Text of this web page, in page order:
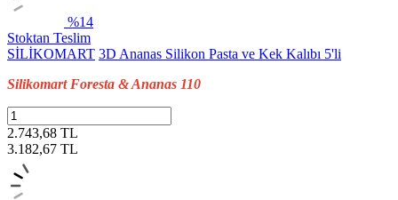
%14
Stoktan Teslim
SİLİKOMART 3D Ananas Silikon Pasta ve Kek Kalıbı 5'li
Silikomart Foresta & Ananas 110
2.743,68 TL
3.182,67 TL